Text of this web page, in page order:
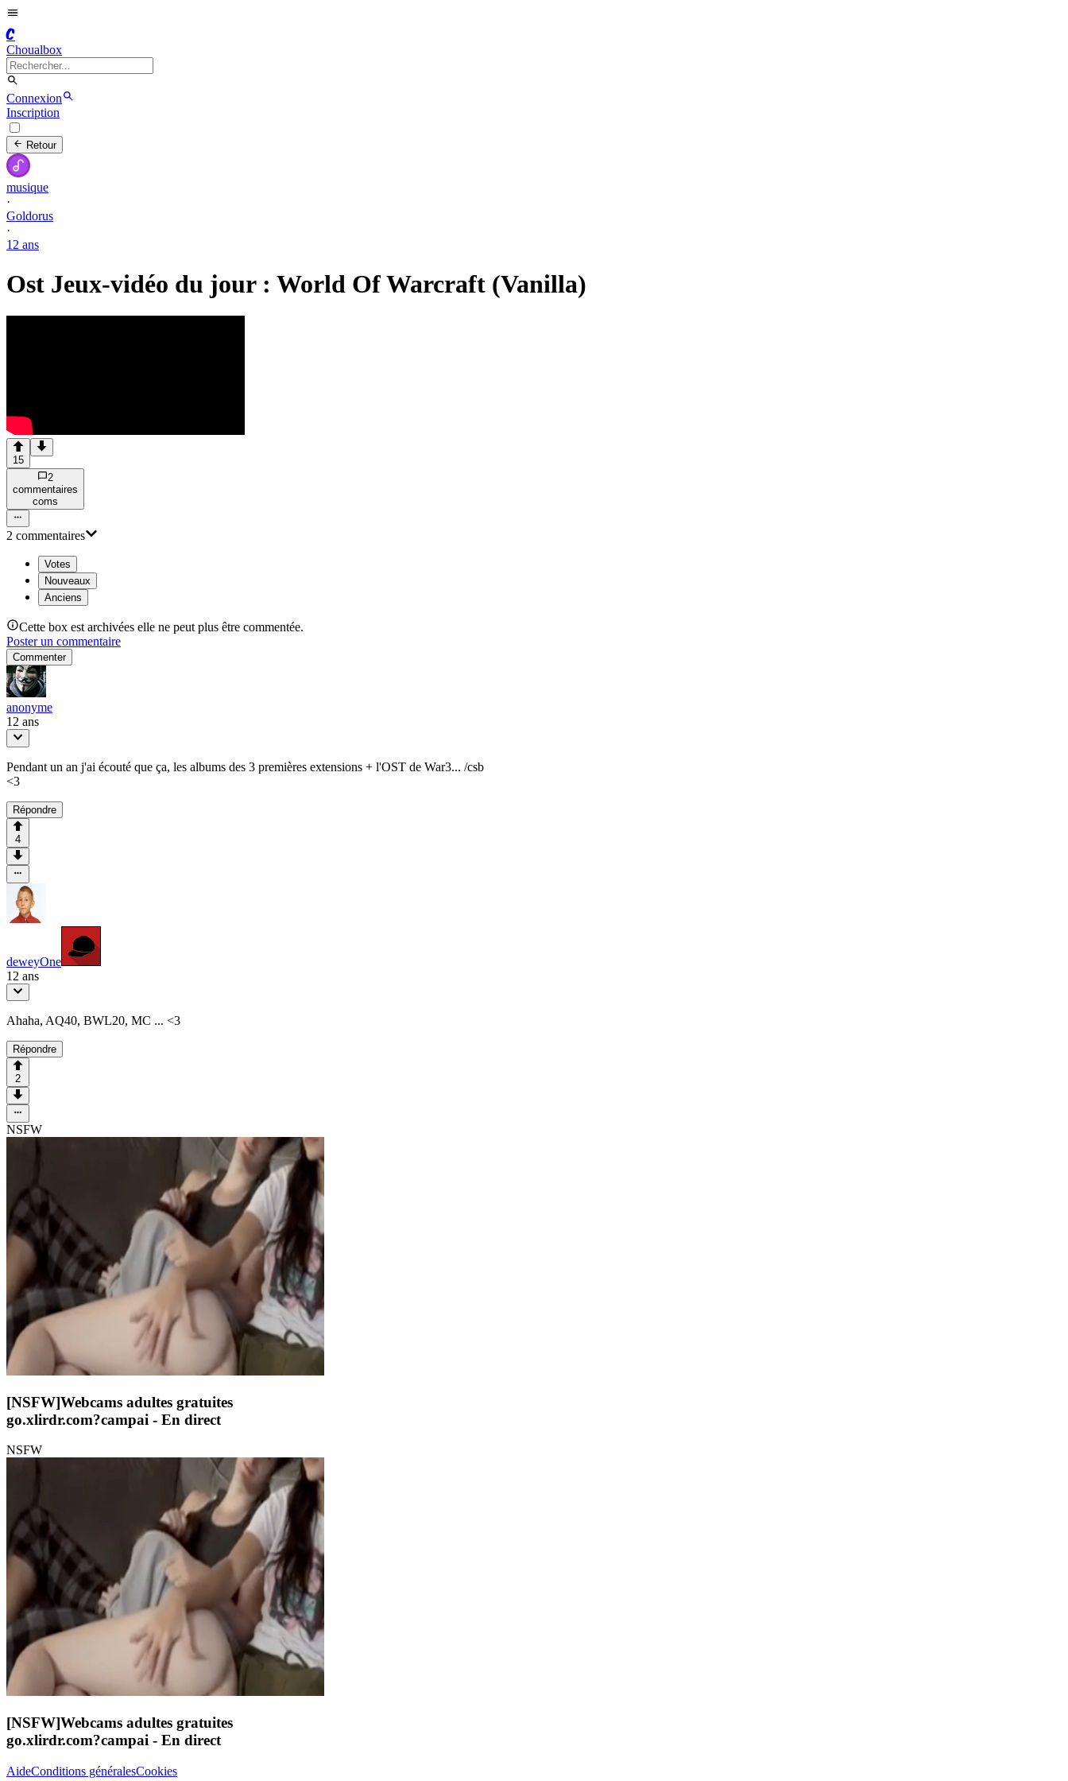
C
Choualbox
Connexion
Inscription
Retour
musique
·
Goldorus
·
12 ans
Ost Jeux-vidéo du jour : World Of Warcraft (Vanilla)
15
2
commentaires
coms
2 commentaires
Votes
Nouveaux
Anciens
Cette box est archivées elle ne peut plus être commentée.
Poster un commentaire
Commenter
anonyme
12 ans
Pendant un an j'ai écouté que ça, les albums des 3 premières extensions + l'OST de War3... /csb
<3
Répondre
4
deweyOne
12 ans
Ahaha, AQ40, BWL20, MC ... <3
Répondre
2
NSFW
[NSFW]Webcams adultes gratuites
go.xlirdr.com?campai - En direct
NSFW
[NSFW]Webcams adultes gratuites
go.xlirdr.com?campai - En direct
AideConditions généralesCookies